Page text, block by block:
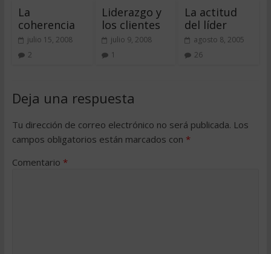
La
coherencia
julio 15, 2008
2
Liderazgo y
los clientes
julio 9, 2008
1
La actitud
del líder
agosto 8, 2005
26
Deja una respuesta
Tu dirección de correo electrónico no será publicada. Los
campos obligatorios están marcados con *
Comentario *